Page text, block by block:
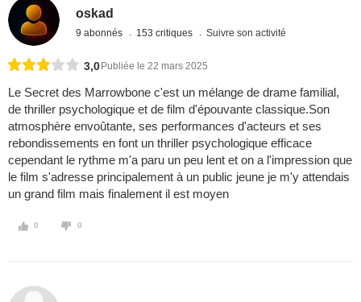
oskad
9 abonnés 153 critiques Suivre son activité
3,0 Publiée le 22 mars 2025
Le Secret des Marrowbone c'est un mélange de drame familial,
de thriller psychologique et de film d'épouvante classique.Son
atmosphère envoûtante, ses performances d'acteurs et ses
rebondissements en font un thriller psychologique efficace
cependant le rythme m'a paru un peu lent et on a l'impression que
le film s'adresse principalement à un public jeune je m'y attendais
un grand film mais finalement il est moyen
0 0